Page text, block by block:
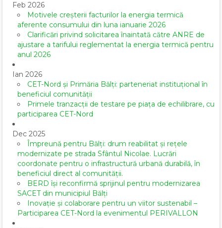
Feb 2026
Motivele creșterii facturilor la energia termică
aferente consumului din luna ianuarie 2026
Clarificări privind solicitarea înaintată către ANRE de
ajustare a tarifului reglementat la energia termică pentru
anul 2026
Ian 2026
CET-Nord și Primăria Bălți: parteneriat instituțional în
beneficiul comunității
Primele tranzacții de testare pe piața de echilibrare, cu
participarea CET-Nord
Dec 2025
Împreună pentru Bălți: drum reabilitat și rețele
modernizate pe strada Sfântul Nicolae. Lucrări
coordonate pentru o infrastructură urbană durabilă, în
beneficiul direct al comunității.
BERD își reconfirmă sprijinul pentru modernizarea
SACET din municipiul Bălți
Inovație și colaborare pentru un viitor sustenabil –
Participarea CET-Nord la evenimentul PERIVALLON